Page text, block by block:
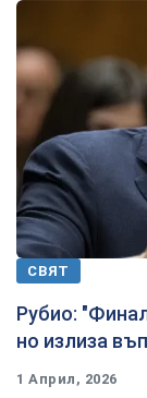
СВЯТ
Рубио:
но излиза
1 Април, 2026